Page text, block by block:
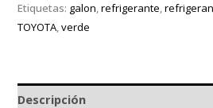
Etiquetas: galon,refrigerante,
TOYOTA,verde
Descripción